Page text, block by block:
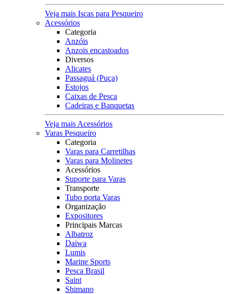
Veja mais Iscas para Pesqueiro
Acessórios
Categoria
Anzóis
Anzois encastoados
Diversos
Alicates
Passaguá (Puça)
Estojos
Caixas de Pesca
Cadeiras e Banquetas
Veja mais Acessórios
Varas Pesqueiro
Categoria
Varas para Carretilhas
Varas para Molinetes
Acessórios
Suporte para Varas
Transporte
Tubo porta Varas
Organização
Expositores
Principais Marcas
Albatroz
Daiwa
Lumis
Marine Sports
Pesca Brasil
Saint
Shimano